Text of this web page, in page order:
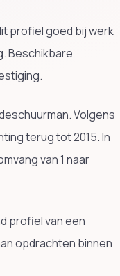
profiel goed bij werk
Beschikbare
Volgens
terug tot 2015. In
van 1 naar
profiel van een
opdrachten binnen